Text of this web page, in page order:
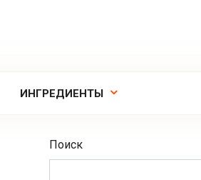
ИНГРЕДИЕНТЫ
Поиск